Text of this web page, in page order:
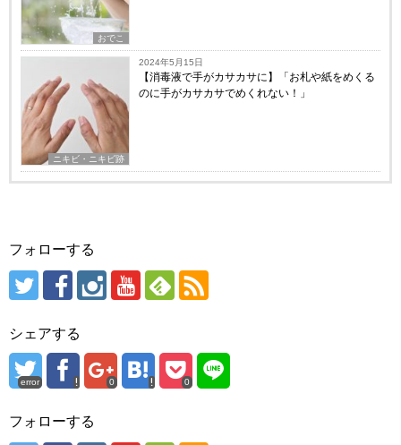
おでこ
ニキビ・ニキビ跡
2024年5月15日
【消毒液で手がカサカサに】「お札や紙をめくる
のに手がカサカサでめくれない！」
フォローする
シェアする
error 0 0
フォローする